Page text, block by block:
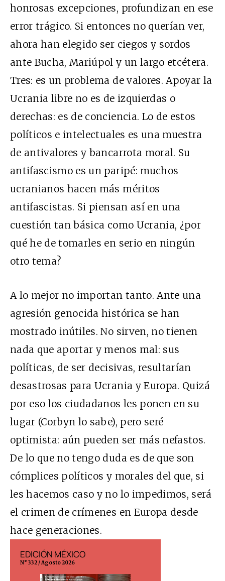
honrosas excepciones, profundizan en ese
error trágico. Si entonces no querían ver,
ahora han elegido ser ciegos y sordos
ante Bucha, Mariúpol y un largo etcétera.
Tres: es un problema de valores. Apoyar la
Ucrania libre no es de izquierdas o
derechas: es de conciencia. Lo de estos
políticos e intelectuales es una muestra
de antivalores y bancarrota moral. Su
antifascismo es un paripé: muchos
ucranianos hacen más méritos
antifascistas. Si piensan así en una
cuestión tan básica como Ucrania, ¿por
qué he de tomarles en serio en ningún
otro tema?
A lo mejor no importan tanto. Ante una
agresión genocida histórica se han
mostrado inútiles. No sirven, no tienen
nada que aportar y menos mal: sus
políticas, de ser decisivas, resultarían
desastrosas para Ucrania y Europa. Quizá
por eso los ciudadanos les ponen en su
lugar (Corbyn lo sabe), pero seré
optimista: aún pueden ser más nefastos.
De lo que no tengo duda es de que son
cómplices políticos y morales del que, si
les hacemos caso y no lo impedimos, será
el crimen de crímenes en Europa desde
hace generaciones.
EDICIÓN MÉXICO
N° 332 / Agosto 2026